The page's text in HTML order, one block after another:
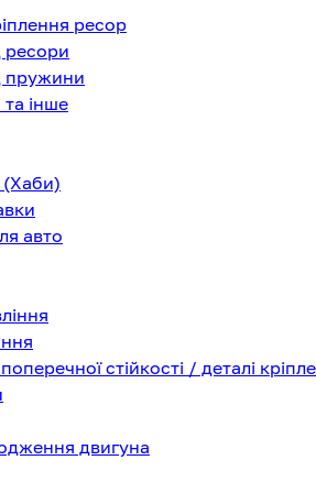
ресор
ресори
пружини
інше
(Хаби)
авто
стійкості / деталі
двигуна